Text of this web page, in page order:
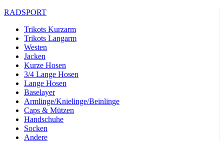
RADSPORT
Trikots Kurzarm
Trikots Langarm
Westen
Jacken
Kurze Hosen
3/4 Lange Hosen
Lange Hosen
Baselayer
Armlinge/Knielinge/Beinlinge
Caps & Mützen
Handschuhe
Socken
Andere